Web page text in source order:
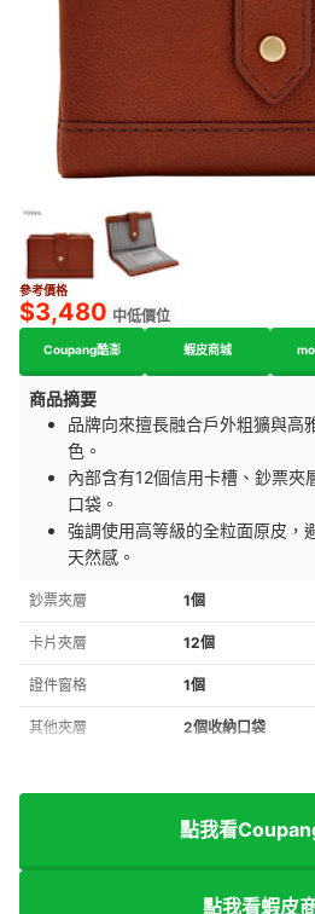
參考價格
$3,480 中低價位
Coupang酷澎 蝦皮商城
商品摘要
品牌向來擅長融合戶外粗獷與高
色。
內部含有12個信用卡槽、鈔票夾
口袋。
強調使用高等級的全粒面原皮，
天然感。
鈔票夾層 1個
卡片夾層 12個
證件窗格 1個
其他夾層 2個收納口袋
點我看
點我看蝦皮